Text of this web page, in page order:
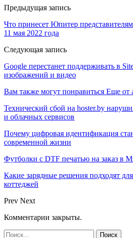
Предыдущая запись
Что принесет Юпитер
11 мая 2022 года
Следующая запись
Google перестанет поддерживать в
изображений и видео
Вам также могут понравиться Еще от
Технический сбой на hoster.by
и облачных сервисов
Почему цифровая идентификация
современной жизни
Футболки с DTF печатью на заказ в
Какие зарядные решения подходят
коттеджей
Prev Next
Комментарии закрыты.